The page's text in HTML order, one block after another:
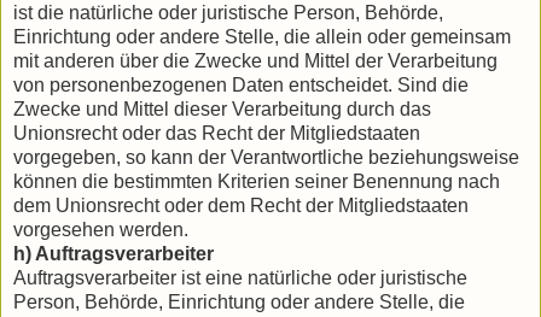
ist die natürliche oder juristische Person, Behörde,
Einrichtung oder andere Stelle, die allein oder gemeinsam
mit anderen über die Zwecke und Mittel der Verarbeitung
von personenbezogenen Daten entscheidet. Sind die
Zwecke und Mittel dieser Verarbeitung durch das
Unionsrecht oder das Recht der Mitgliedstaaten
vorgegeben, so kann der Verantwortliche beziehungsweise
können die bestimmten Kriterien seiner Benennung nach
dem Unionsrecht oder dem Recht der Mitgliedstaaten
vorgesehen werden.
h) Auftragsverarbeiter
Auftragsverarbeiter ist eine natürliche oder juristische
Person, Behörde, Einrichtung oder andere Stelle, die